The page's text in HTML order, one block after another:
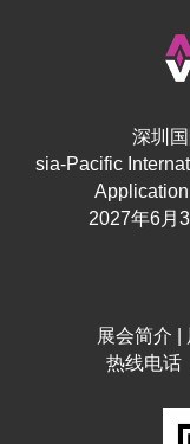
深圳
sia-Pacific
2027年6月
展会简介
热线电话